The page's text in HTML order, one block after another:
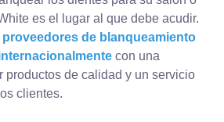
es el lugar al que debe acudir.
de blanqueamiento
con una
productos de calidad y un servicio
clientes.